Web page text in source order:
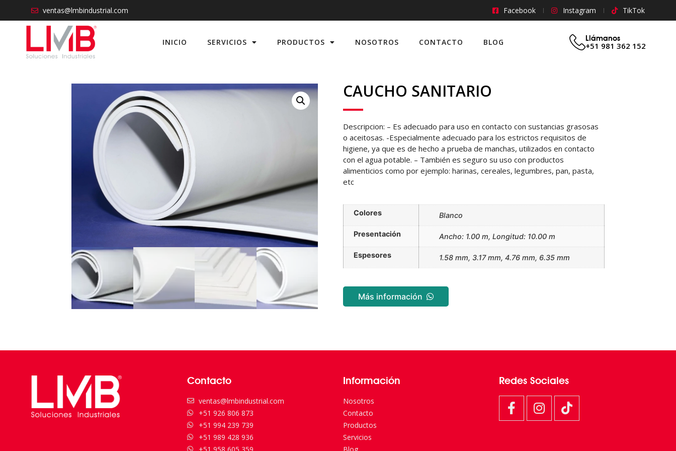
ventas@lmbindustrial.com Facebook Instagram TikTok
INICIO SERVICIOS PRODUCTOS NOSOTROS CONTACTO BLOG Llámanos
+51 981 362 152
CAUCHO SANITARIO
Descripcion: – Es adecuado para uso en contacto con sustancias grasosas
o aceitosas. -Especialmente adecuado para los estrictos requisitos de
higiene, ya que es de hecho a prueba de manchas, utilizados en contacto
con el agua potable. – También es seguro su uso con productos
alimenticios como por ejemplo: harinas, cereales, legumbres, pan, pasta,
etc
Colores Blanco
Presentación Ancho: 1.00 m, Longitud: 10.00 m
Espesores 1.58 mm, 3.17 mm, 4.76 mm, 6.35 mm
Más información
Contacto
ventas@lmbindustrial.com
+51 926 806 873
+51 994 239 739
+51 989 428 936
+51 958 605 359
Información
Nosotros
Contacto
Productos
Servicios
Blog
Redes Sociales